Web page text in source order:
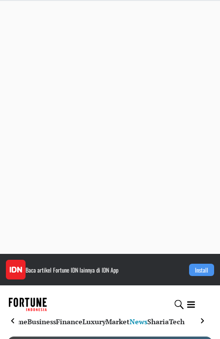
Baca artikel Fortune IDNlainnya di IDN App Install
HomeBusinessFinanceLuxuryMarketNewsShariaTech